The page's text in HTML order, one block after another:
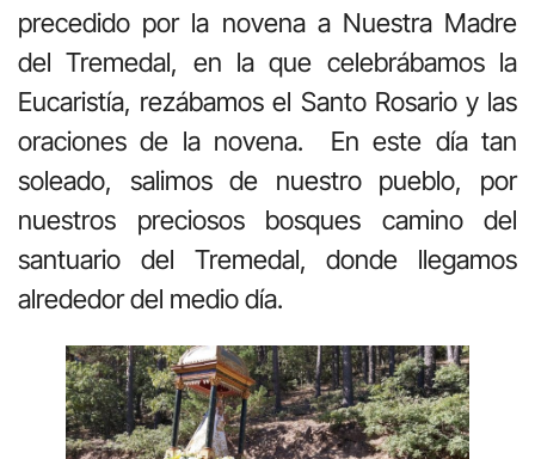
precedido por la novena a Nuestra Madre
del Tremedal, en la que celebrábamos la
Eucaristía, rezábamos el Santo Rosario y las
oraciones de la novena. En este día tan
soleado, salimos de nuestro pueblo, por
nuestros preciosos bosques camino del
santuario del Tremedal, donde llegamos
alrededor del medio día.